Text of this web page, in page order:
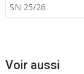
l’article
SN 25/26
Voir aussi